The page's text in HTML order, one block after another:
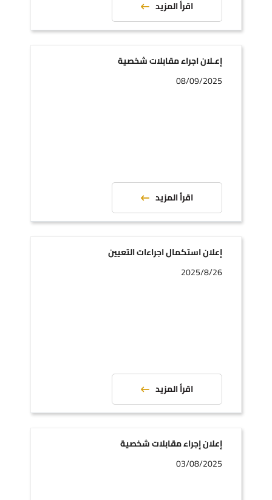
اقرأ المزيد
إعـلان اجراء مقابلات شخصية
08/09/2025
اقرأ المزيد
إعلان استكمال اجراءات التعيين
2025/8/26
اقرأ المزيد
إعلان إجراء مقابلات شخصية
03/08/2025